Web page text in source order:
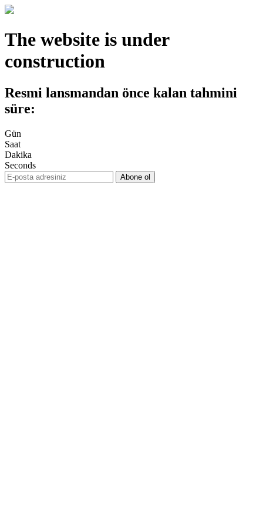
The website is under
construction
Resmi lansmandan önce kalan tahmini
süre:
Gün
Saat
Dakika
Seconds